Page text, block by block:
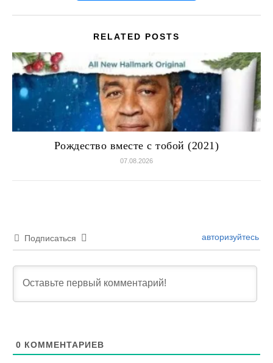
RELATED POSTS
Рождество вместе с тобой (2021)
07.08.2026
Подписаться авторизуйтесь
0 КОММЕНТАРИЕВ